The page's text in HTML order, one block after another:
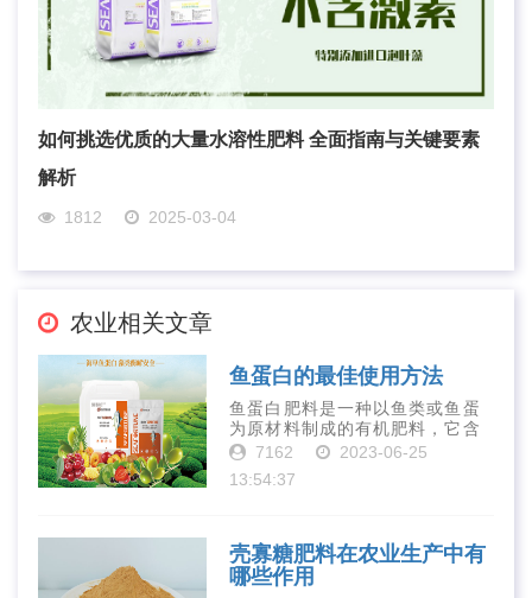
如何挑选优质的大量水溶性肥料 全面指南与关键要素
解析
1812 2025-03-04
农业相关文章
鱼蛋白的最佳使用方法
鱼蛋白肥料是一种以鱼类或鱼蛋
为原材料制成的有机肥料，它含
有丰富的营养物质，如氮、磷、
钾、钙、镁等元素以及多种微量
元素和植物生长因子。这些营养
7162
2023-06-25
13:54:37
壳寡糖肥料在农业生产中有
哪些作用